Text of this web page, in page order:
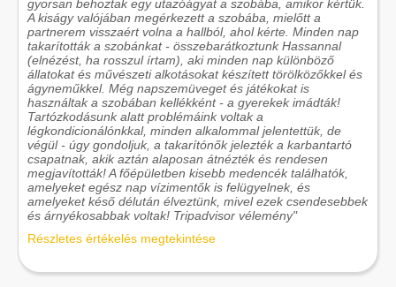
gyorsan behoztak egy utazóágyat a szobába, amikor kértük.
A kiságy valójában megérkezett a szobába, mielőtt a
partnerem visszaért volna a hallból, ahol kérte. Minden nap
takarították a szobánkat - összebarátkoztunk Hassannal
(elnézést, ha rosszul írtam), aki minden nap különböző
állatokat és művészeti alkotásokat készített törölközőkkel és
ágyneműkkel. Még napszemüveget és játékokat is
használtak a szobában kellékként - a gyerekek imádták!
Tartózkodásunk alatt problémáink voltak a
légkondicionálónkkal, minden alkalommal jelentettük, de
végül - úgy gondoljuk, a takarítónők jelezték a karbantartó
csapatnak, akik aztán alaposan átnézték és rendesen
megjavították! A főépületben kisebb medencék találhatók,
amelyeket egész nap vízimentők is felügyelnek, és
amelyeket késő délután élveztünk, mivel ezek csendesebbek
és árnyékosabbak voltak! Tripadvisor vélemény"
Részletes értékelés megtekintése